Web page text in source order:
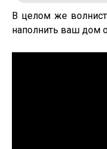
В целом же
наполнить ваш дом